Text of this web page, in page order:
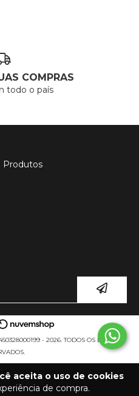
aceita o uso de cookies
de compra.
COMPRAS
todo o país
Produtos
- 2026. TODOS OS DIREITOS